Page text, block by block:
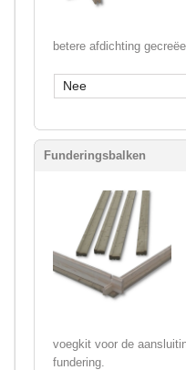
betere afdichting
Nee
Funderingsbalken
voegkit voor de
fundering.